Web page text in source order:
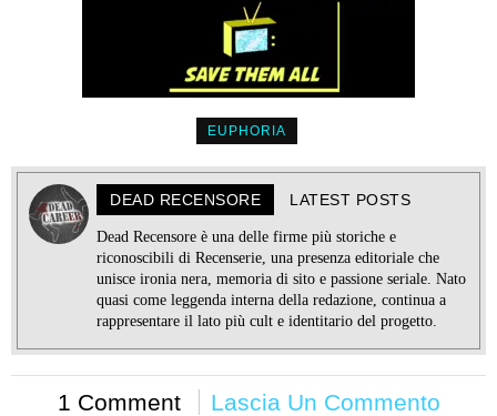
EUPHORIA
DEAD RECENSORE LATEST POSTS
Dead Recensore è una delle firme più storiche e
riconoscibili di Recenserie, una presenza editoriale che
unisce ironia nera, memoria di sito e passione seriale. Nato
quasi come leggenda interna della redazione, continua a
rappresentare il lato più cult e identitario del progetto.
1 Comment Lascia Un Commento